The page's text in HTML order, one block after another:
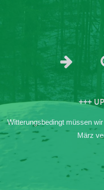
+++
Witterungsbedingt müssen
März